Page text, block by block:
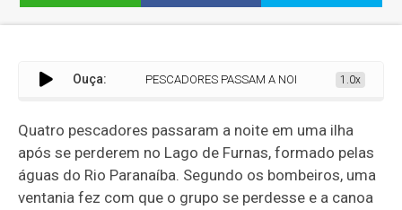
Ouça: PESCADORES PASSAM A NOITE EM ILHA APÓS SE
1.0x
Quatro pescadores passaram a noite em uma ilha
após se perderem no Lago de Furnas, formado pelas
águas do Rio Paranaíba. Segundo os bombeiros, uma
ventania fez com que o grupo se perdesse e a canoa